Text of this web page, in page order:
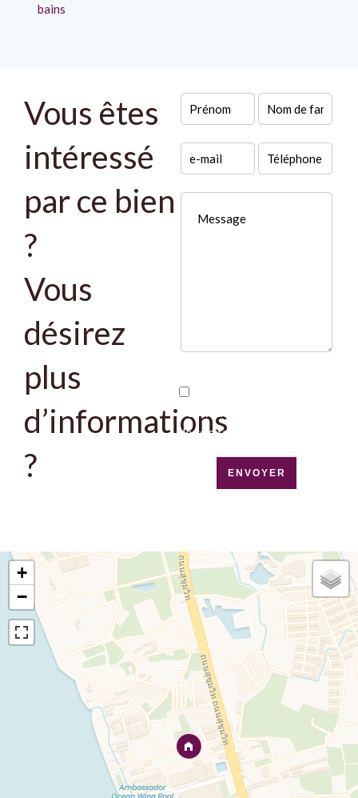
bains
Vous êtes
intéressé
par ce bien
?
Vous
désirez
plus
d’informations
?
de ce site
ENVOYER
+
−